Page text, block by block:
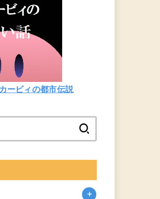
ービィの都市伝説